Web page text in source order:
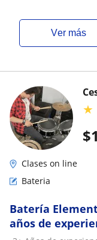
ver más
$
★
Clases on line
Bateria
Batería
años de